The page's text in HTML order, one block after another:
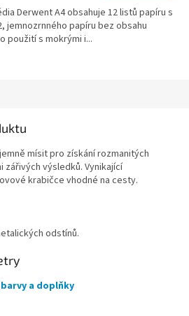
Derwent A4 obsahuje 12 listů papíru s
jemnozrnného papíru bez obsahu
použití s mokrými i...
mísit pro získání rozmanitých
zářivých výsledků. Vynikající
krabičce vhodné na cesty.
odstínů.
a doplňky